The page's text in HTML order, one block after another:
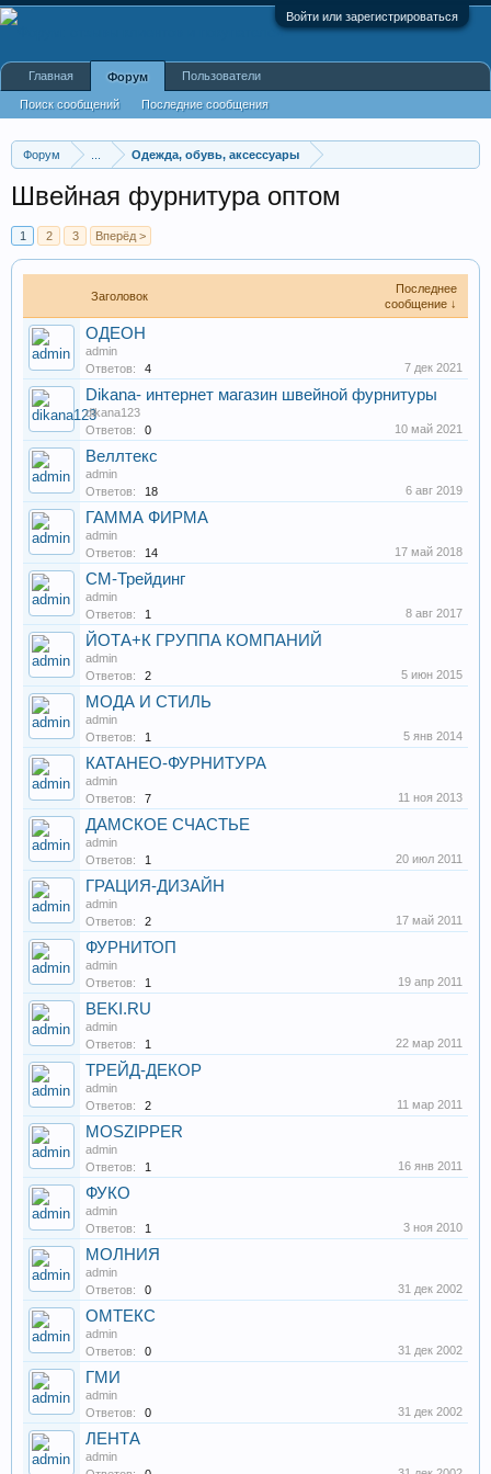
Войти или зарегистрироваться
Форум Одежда, обувь, аксессуары
Швейная фурнитура оптом
1 2 3 Вперёд >
Заголовок
Последнее
сообщение ↓
ОДЕОН
admin
Ответов:
4 7 дек 2021
Dikana- интернет магазин швейной фурнитуры
dikana123
Ответов:
0 10 май 2021
Веллтекс
admin
Ответов:
18 6 авг 2019
ГАММА ФИРМА
admin
Ответов:
14 17 май 2018
СМ-Трейдинг
admin
Ответов:
1 8 авг 2017
ЙОТА+К ГРУППА КОМПАНИЙ
admin
Ответов:
2 5 июн 2015
МОДА И СТИЛЬ
admin
Ответов:
1 5 янв 2014
КАТАНЕО-ФУРНИТУРА
admin
Ответов:
7 11 ноя 2013
ДАМСКОЕ СЧАСТЬЕ
admin
Ответов:
1 20 июл 2011
ГРАЦИЯ-ДИЗАЙН
admin
Ответов:
2 17 май 2011
ФУРНИТОП
admin
Ответов:
1 19 апр 2011
BEKI.RU
admin
Ответов:
1 22 мар 2011
ТРЕЙД-ДЕКОР
admin
Ответов:
2 11 мар 2011
MOSZIPPER
admin
Ответов:
1 16 янв 2011
ФУКО
admin
Ответов:
1 3 ноя 2010
МОЛНИЯ
admin
Ответов:
0 31 дек 2002
ОМТЕКС
admin
Ответов:
0 31 дек 2002
ГМИ
admin
Ответов:
0 31 дек 2002
ЛЕНТА
admin
Главная Форум
Поиск сообщений Последние сообщения
Пользователи